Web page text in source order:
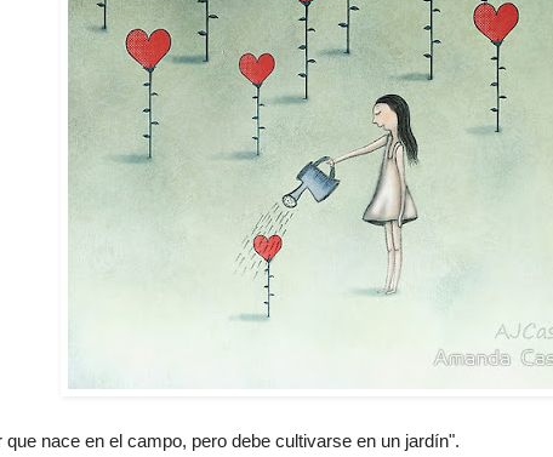
nace en el campo, pero debe cultivarse en un jardín".